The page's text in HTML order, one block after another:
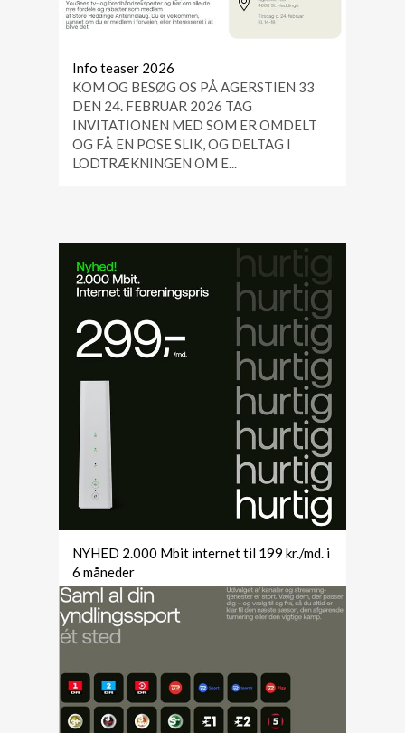
Info teaser 2026
KOM OG BESØG OS PÅ AGERSTIEN 33
DEN 24. FEBRUAR 2026 TAG
INVITATIONEN MED SOM ER OMDELT
OG FÅ EN POSE SLIK, OG DELTAG I
LODTRÆKNINGEN OM E...
NYHED 2.000 Mbit internet til 199 kr./md. i
6 måneder
Uden TV pakke betales til foreningen 42
kr./md i kontingent. 0 kr. i oprettelse.
Gælder indtil 28. februar 2026 - læs mere
her!